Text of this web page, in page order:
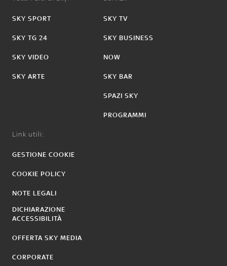
SKY SPORT
SKY TG 24
SKY VIDEO
SKY ARTE
SKY TV
SKY BUSINESS
NOW
SKY BAR
SPAZI SKY
PROGRAMMI
Link utili:
GESTIONE COOKIE
COOKIE POLICY
NOTE LEGALI
DICHIARAZIONE
ACCESSIBILITÀ
OFFERTA SKY MEDIA
CORPORATE